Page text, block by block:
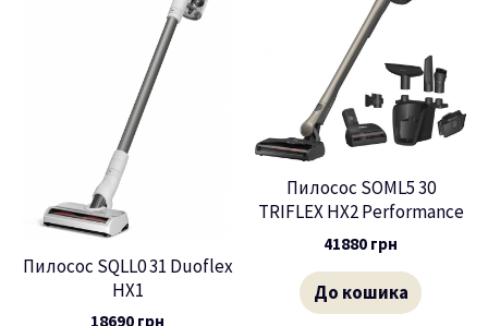
Пилосос SQLL0 31 Duoflex
HX1
18690 грн
Пилосос SOML5 30
TRIFLEX HX2 Performance
41880 грн
До кошика